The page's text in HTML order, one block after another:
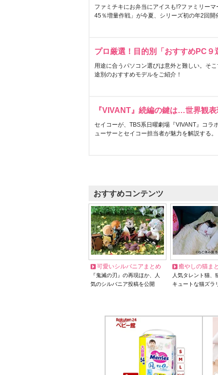
ファミチキにお弁当にアイスも!?ファミリー
45％増量作戦」が今夏、シリーズ初の年2回開
プロ厳選！目的別「おすすめPC９
用途に合うパソコン選びは意外と難しい。そ
途別のおすすめモデルをご紹介！
『VIVANT』続編の鍵は…世界観
セイコーが、TBS系日曜劇場『VIVANT』コラ
ューサーとセイコー担当者が魅力を解説する。
おすすめコンテンツ
可愛いシルバニアまとめ
『鬼滅の刃』の再現ほか、人
気のシルバニア投稿を公開
癒やしの猫ま
人気タレント猫
キュートな猫ズラ